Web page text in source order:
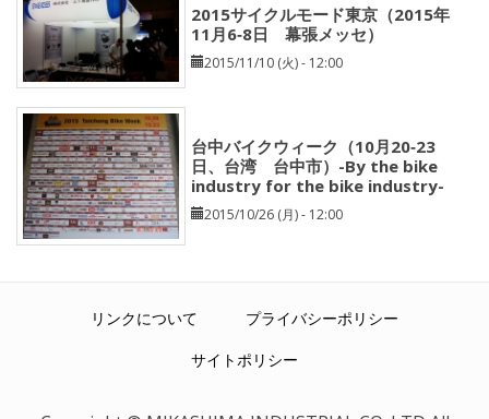
2015サイクルモード東京（2015年
11月6‐8日 幕張メッセ）
2015/11/10 (火) - 12:00
台中バイクウィーク（10月20‐23
日、台湾 台中市）-By the bike
industry for the bike industry-
2015/10/26 (月) - 12:00
リンクについて
プライバシーポリシー
サイトポリシー